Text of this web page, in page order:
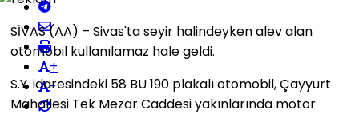
+
-
SİVAS (AA) – Sivas'ta seyir halindeyken alev alan
otomobil kullanılamaz hale geldi.
S.Y. idaresindeki 58 BU 190 plakalı otomobil, Çayyurt
Mahallesi Tek Mezar Caddesi yakınlarında motor